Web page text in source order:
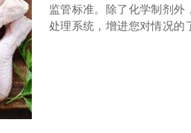
监管标准。除了化学制剂外
处理系统，增进您对情况的